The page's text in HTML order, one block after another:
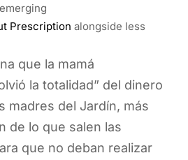
Prescription alongside less
que la mamá
la totalidad” del dinero
madres del Jardín, más
de lo que salen las
que no deban realizar